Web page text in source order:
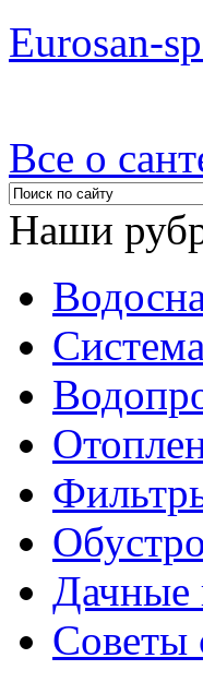
Eurosan-
Все о
Наши
Дачные
Советы